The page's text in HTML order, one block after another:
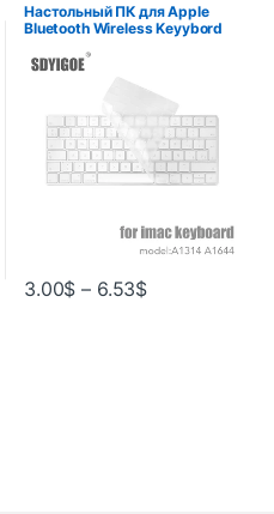
Настольный ПК для Apple
Bluetooth Wireless Keyybord
Чехол для клавиатуры
чехол Версия для США/ЕС
3.00$ – 6.53$